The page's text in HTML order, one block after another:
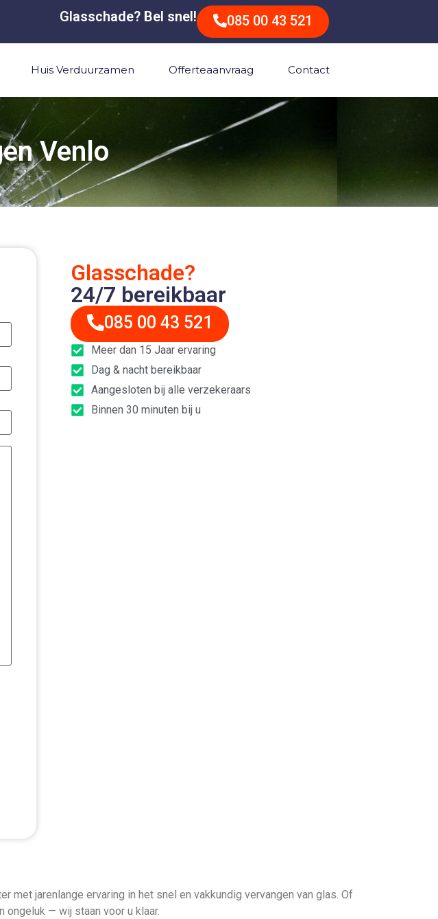
Glasschade? Bel snel! 085 00 43 521
Huis Verduurzamen Offerteaanvraag Contact
Venlo
Glasschade?
24/7 bereikbaar
085 00 43 521
Meer dan 15 Jaar ervaring
Dag & nacht bereikbaar
Aangesloten bij alle verzekeraars
Binnen 30 minuten bij u
jarenlange ervaring in het snel en vakkundig vervangen van glas. Of
ongeluk — wij staan voor u klaar.